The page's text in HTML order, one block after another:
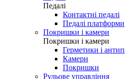
Педалі
Контактні педалі
Педалі платформи
Покришки і камери
Покришки і камери
Герметики і
Камери
Покришки
Рульове управління